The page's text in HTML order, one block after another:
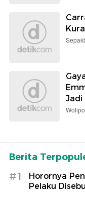
Jadi
Berita
#1
Horornya
Pelaku